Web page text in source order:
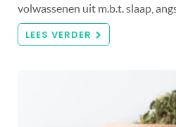
volwassenen uit m.b.t. slaap,
LEES VERDER